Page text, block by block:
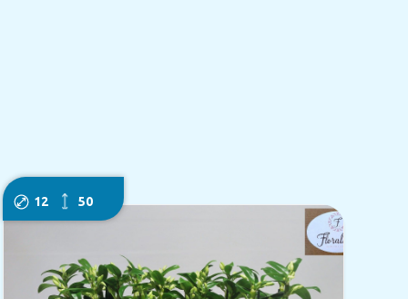
12 50